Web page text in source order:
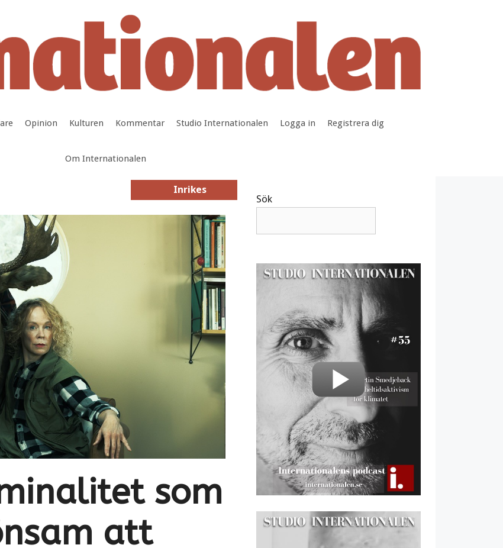
Opinion Kulturen Kommentar Studio Internationalen Logga in Registrera dig
Om Internationalen
Inrikes
Inrikes
som
att
Sök